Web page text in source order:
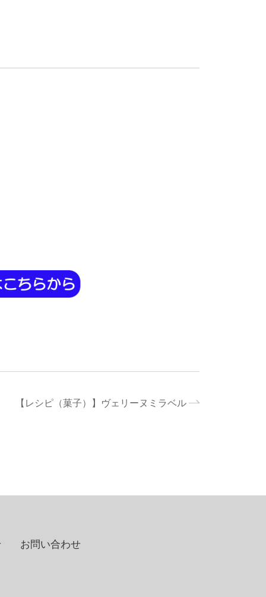
【レシピ（菓子）】ヴェリーヌミラベル
お問い合わせ